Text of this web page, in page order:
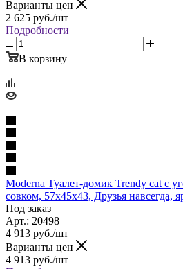
Варианты цен
2 625 руб./шт
Подробности
В корзину
Moderna Туалет-домик Trendy cat с
совком, 57х45х43, Друзья навсегда,
Под заказ
Арт.: 20498
4 913 руб./шт
Варианты цен
4 913 руб./шт